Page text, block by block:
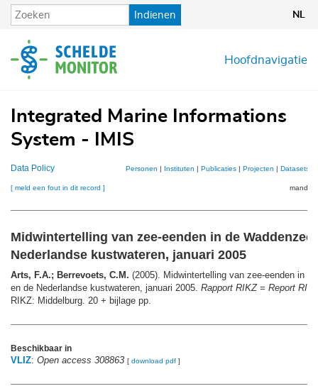
Overslaan
en
de
inhoud
Indienen NL
Hoofdnavigatie
Integrated Marine Informations
System - IMIS
Data Policy Personen | Instituten | Publicaties| Projecten | Datasets
[ meld een fout in dit record ] mandje
Midwintertelling van zee-eenden in de Waddenzee
Nederlandse kustwateren, januari 2005
Arts, F.A.; Berrevoets, C.M. (2005). Midwintertelling van zee-eenden in
en de Nederlandse kustwateren, januari 2005. Rapport RIKZ = Report
RIKZ: Middelburg. 20 + bijlage pp.
Beschikbaar in
VLIZ: Open access 308863 [ download pdf ]